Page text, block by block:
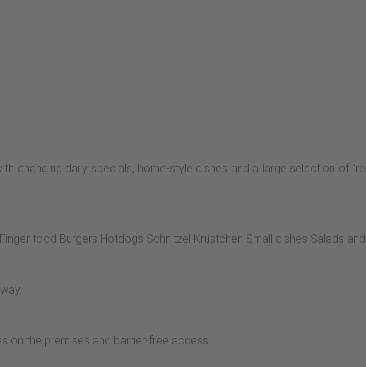
changing daily specials, home-style dishes and a large selection of
food Burgers Hotdogs Schnitzel Krüstchen Small dishes Salads
on the premises and barrier-free access.